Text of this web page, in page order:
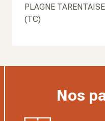
PLAGNE
(TC)
Nos